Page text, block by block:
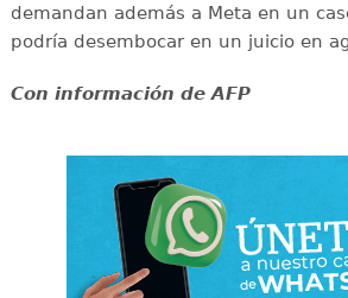
demandan además a Meta en un
podría desembocar en un juicio en
Con información de AFP